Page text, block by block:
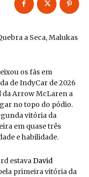
a Seca, Malukas
os fãs em
de IndyCar de 2026
da Arrow McLaren a
no topo do pódio.
vitória da
em quase três
e habilidade.
estavaDavid
primeira vitória da